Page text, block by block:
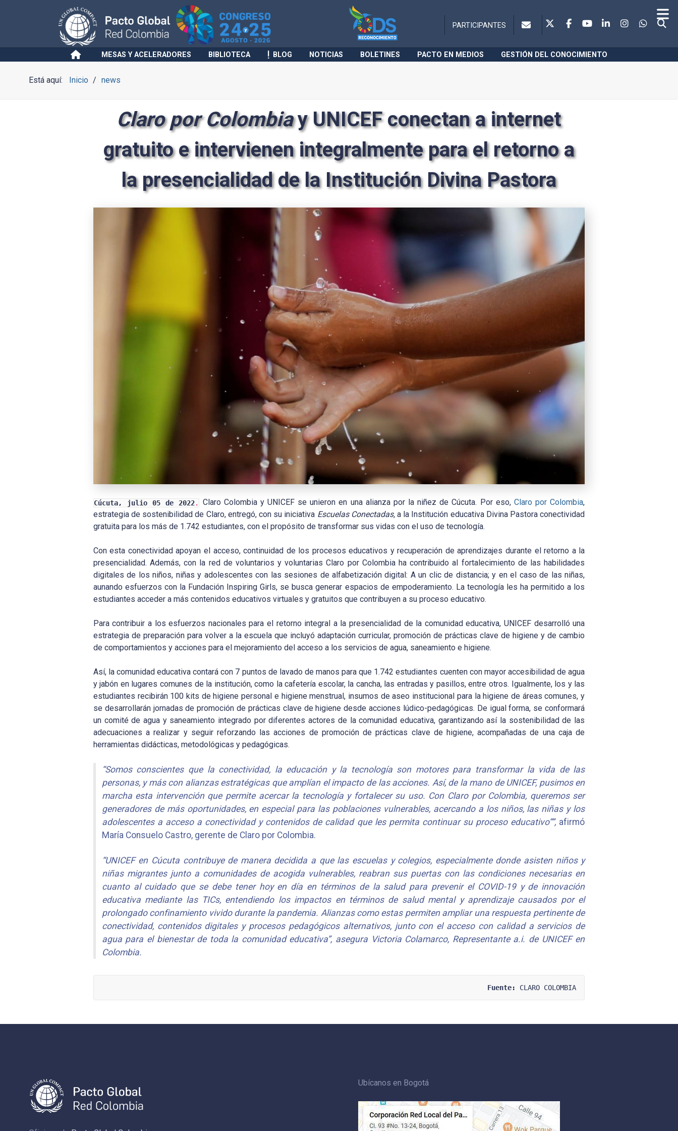
PARTICIPANTES
MESAS Y ACELERADORES BIBLIOTECA BLOG NOTICIAS BOLETINES PACTO EN MEDIOS GESTIÓN DEL CONOCIMIENTO
Está aquí: Inicio news
Claro por Colombiay UNICEF conectan a internet
gratuito e intervienen integralmente para el retorno a
la presencialidad de la Institución Divina Pastora
Cúcuta, julio 05 de 2022. Claro Colombia y UNICEF se unieron en una alianza por la niñez de Cúcuta. Por eso, Claro por Colombia,
estrategia de sostenibilidad de Claro, entregó, con su iniciativa Escuelas Conectadas, a la Institución educativa Divina Pastora conectividad
gratuita para los más de 1.742 estudiantes, con el propósito de transformar sus vidas con el uso de tecnología.
Con esta conectividad apoyan el acceso, continuidad de los procesos educativos y recuperación de aprendizajes durante el retorno a la
presencialidad. Además, con la red de voluntarios y voluntarias Claro por Colombia ha contribuido al fortalecimiento de las habilidades
digitales de los niños, niñas y adolescentes con las sesiones de alfabetización digital: A un clic de distancia; y en el caso de las niñas,
aunando esfuerzos con la Fundación Inspiring Girls, se busca generar espacios de empoderamiento. La tecnología les ha permitido a los
estudiantes acceder a más contenidos educativos virtuales y gratuitos que contribuyen a su proceso educativo.
Para contribuir a los esfuerzos nacionales para el retorno integral a la presencialidad de la comunidad educativa, UNICEF desarrolló una
estrategia de preparación para volver a la escuela que incluyó adaptación curricular, promoción de prácticas clave de higiene y de cambio
de comportamientos y acciones para el mejoramiento del acceso a los servicios de agua, saneamiento e higiene.
Así, la comunidad educativa contará con 7 puntos de lavado de manos para que 1.742 estudiantes cuenten con mayor accesibilidad de agua
y jabón en lugares comunes de la institución, como la cafetería escolar, la cancha, las entradas y pasillos, entre otros. Igualmente, los y las
estudiantes recibirán 100 kits de higiene personal e higiene menstrual, insumos de aseo institucional para la higiene de áreas comunes, y
se desarrollarán jornadas de promoción de prácticas clave de higiene desde acciones lúdico-pedagógicas. De igual forma, se conformará
un comité de agua y saneamiento integrado por diferentes actores de la comunidad educativa, garantizando así la sostenibilidad de las
adecuaciones a realizar y seguir reforzando las acciones de promoción de prácticas clave de higiene, acompañadas de una caja de
herramientas didácticas, metodológicas y pedagógicas.
“Somos conscientes que la conectividad, la educación y la tecnología son motores para transformar la vida de las
personas, y más con alianzas estratégicas que amplían el impacto de las acciones. Así, de la mano de UNICEF, pusimos en
marcha esta intervención que permite acercar la tecnología y fortalecer su uso. Con Claro por Colombia, queremos ser
generadores de más oportunidades, en especial para las poblaciones vulnerables, acercando a los niños, las niñas y los
adolescentes a acceso a conectividad y contenidos de calidad que les permita continuar su proceso educativo””, afirmó
María Consuelo Castro, gerente de Claro por Colombia.
“UNICEF en Cúcuta contribuye de manera decidida a que las escuelas y colegios, especialmente donde asisten niños y
niñas migrantes junto a comunidades de acogida vulnerables, reabran sus puertas con las condiciones necesarias en
cuanto al cuidado que se debe tener hoy en día en términos de la salud para prevenir el COVID-19 y de innovación
educativa mediante las TICs, entendiendo los impactos en términos de salud mental y aprendizaje causados por el
prolongado confinamiento vivido durante la pandemia. Alianzas como estas permiten ampliar una respuesta pertinente de
conectividad, contenidos digitales y procesos pedagógicos alternativos, junto con el acceso con calidad a servicios de
agua para el bienestar de toda la comunidad educativa”, asegura Victoria Colamarco, Representante a.i. de UNICEF en
Colombia.
Fuente: CLARO COLOMBIA
Ubícanos en Bogotá